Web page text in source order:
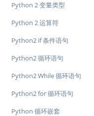
Python 2 变量类型
Python 2 运算符
Python2 if 条件语句
Python2 循环语句
Python2 While 循环语句
Python2 for 循环语句
Python 循环嵌套